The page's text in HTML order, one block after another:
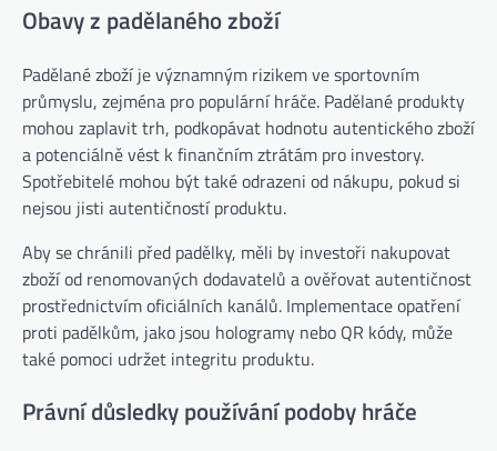
Obavy z padělaného zboží
Padělané zboží je významným rizikem ve sportovním
průmyslu, zejména pro populární hráče. Padělané produkty
mohou zaplavit trh, podkopávat hodnotu autentického zboží
a potenciálně vést k finančním ztrátám pro investory.
Spotřebitelé mohou být také odrazeni od nákupu, pokud si
nejsou jisti autentičností produktu.
Aby se chránili před padělky, měli by investoři nakupovat
zboží od renomovaných dodavatelů a ověřovat autentičnost
prostřednictvím oficiálních kanálů. Implementace opatření
proti padělkům, jako jsou hologramy nebo QR kódy, může
také pomoci udržet integritu produktu.
Právní důsledky používání podoby hráče